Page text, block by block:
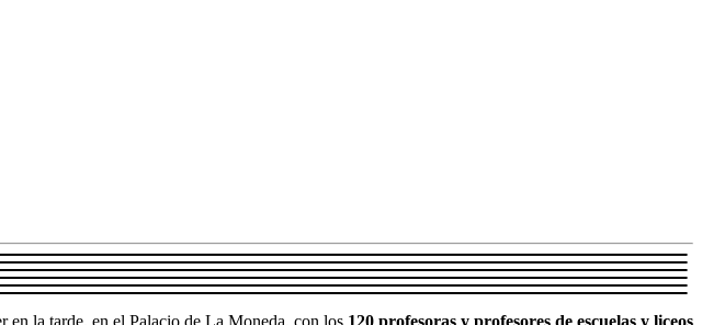
en la tarde, en el Palacio de La Moneda, con los 120 profesoras y profesores de escuelas y liceos